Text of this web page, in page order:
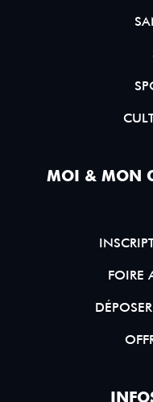
MOI & MON
FOIRE